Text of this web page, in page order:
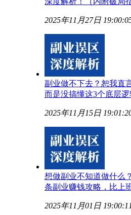
2025年11月27日
副业做不下去？恕我直
而是没搞懂这3个底层逻
2025年11月15日
想做副业不知道做什么
条副业赚钱攻略，比上
2025年11月01日 19:00:11